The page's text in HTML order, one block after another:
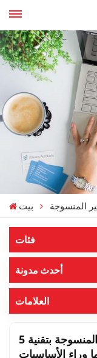
بيت المنسوجة
فئات
أحدث مدونة
العلامات
5 تطبيقات مبتكرة للأقمشة غير المنسوجة بتقنية
وراء الأساسيات